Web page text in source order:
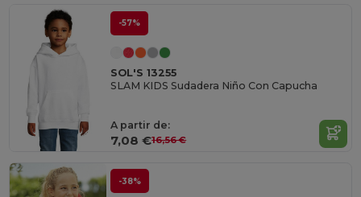
-57%
SOL'S 13255
SLAM KIDS Sudadera Niño Con Capucha
A partir de:
7,08 €16,56 €
-38%